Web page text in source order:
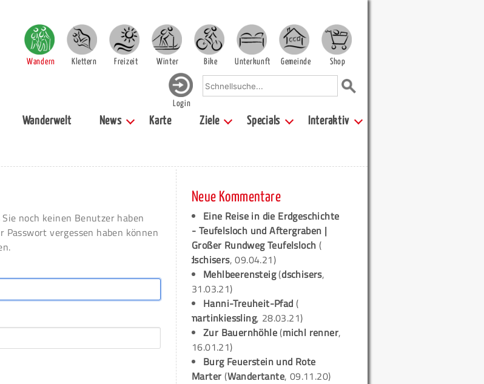
Wandern Klettern Freizeit Winter Bike Unterkunft Gemeinde Shop
Login
Wanderwelt News Karte Ziele Specials Interaktiv
noch keinen Benutzer haben
Passwort vergessen haben können
Neue Kommentare
Eine Reise in die Erdgeschichte
- Teufelsloch und Aftergraben |
Großer Rundweg Teufelsloch (
dschisers, 09.04.21)
Mehlbeerensteig(dschisers,
31.03.21)
Hanni-Treuheit-Pfad (
martinkiessling, 28.03.21)
Zur Bauernhöhle(michl renner,
16.01.21)
Burg Feuerstein und Rote
Marter (Wandertante, 09.11.20)